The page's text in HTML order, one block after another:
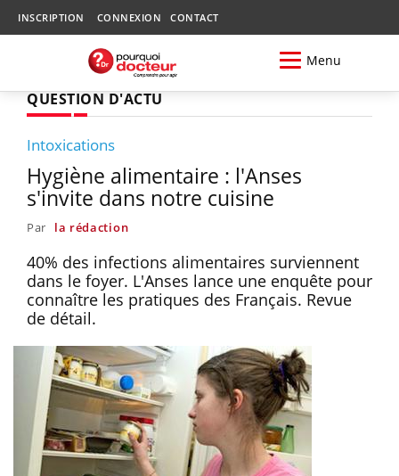
INSCRIPTION CONNEXION CONTACT
Menu
QUESTION D'ACTU
Intoxications
Hygiène alimentaire : l'Anses
s'invite dans notre cuisine
Par la rédaction
40% des infections alimentaires surviennent
dans le foyer. L'Anses lance une enquête pour
connaître les pratiques des Français. Revue
de détail.